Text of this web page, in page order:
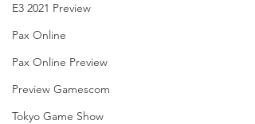
E3 2021 Preview
Pax Online
Pax Online Preview
Preview Gamescom
Tokyo Game Show